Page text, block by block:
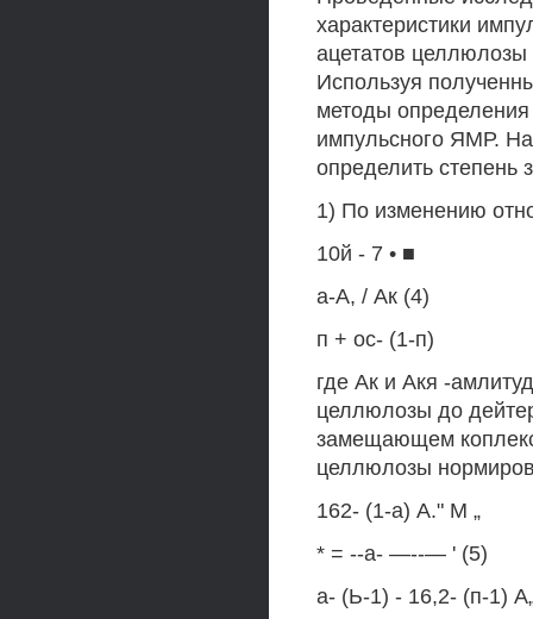
характеристики
ацетатов целлюлозы
Используя
методы
импульсного ЯМР.
определить степень
1) По изменению
10й - 7 • ■
а-А, / Ак (4)
п + ос- (1-п)
где Ак и Акя -
целлюлозы до
замещающем
целлюлозы
162- (1-а) А." М „
* = --а- —--— ' (5)
а- (Ь-1) - 16,2- (п-1)